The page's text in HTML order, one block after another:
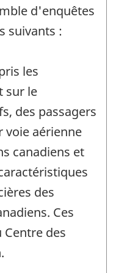
d'enquêtes
suivants :
les
sur le
des passagers
voie aérienne
canadiens et
des
Ces
des